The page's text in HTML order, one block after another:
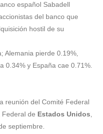
español Sabadell
del banco que
hostil de su
Alemania pierde 0.19%,
0.34% y España cae 0.71%.
reunión del Comité Federal
Federal de Estados Unidos
septiembre.